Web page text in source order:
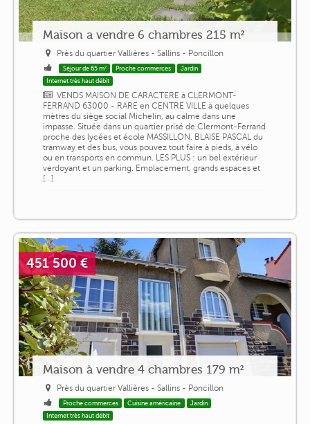
Maison a vendre 6 chambres 215 m²
Près du quartier Vallières - Sallins - Poncillon
Séjour de 65 m² Proche commerces
Jardin
Internet très haut débit
VENDS MAISON DE CARACTERE à CLERMONT-
FERRAND 63000 - RARE en CENTRE VILLE à quelques
mètres du siège social Michelin, au calme dans une
impasse. Située dans un quartier prisé de Clermont-Ferrand
proche des lycées et école MASSILLON, BLAISE PASCAL du
tramway et des bus, vous pouvez tout faire à pieds, à vélo
ou en transports en commun. LES PLUS : un bel extérieur
verdoyant et un parking. Emplacement, grands espaces et
[...]
451 500 €
Maison à vendre 4 chambres 179 m²
Près du quartier Vallières - Sallins - Poncillon
Proche commerces Cuisine américaine
Jardin
Internet très haut débit